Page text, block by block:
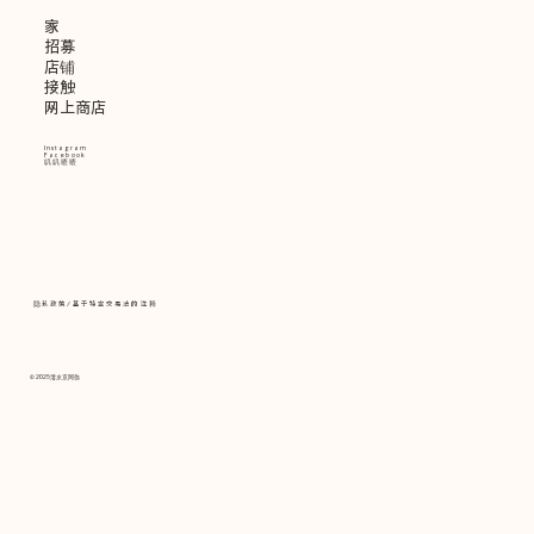
家
招募
店铺
接触
网上商店
Instagram
Facebook
叽叽喳喳
隐私政策/ 基于特定交易法的注释
© 2025清水京阿弥